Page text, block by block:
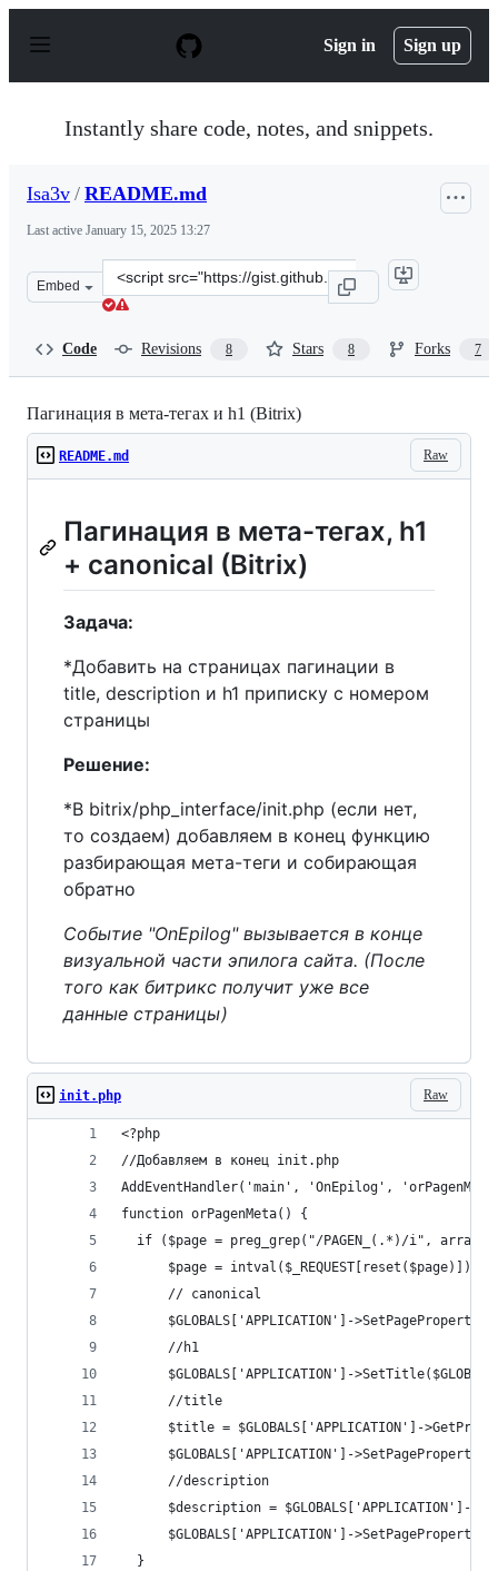
p
Sign in Sign up
Instantly share code, notes, and snippets.
Isa3v / README.md
Last active January 15, 2025 13:27
Embed
Clone
this
Code Revisions 8 Stars 8 Forks 7
Пагинация в мета-тегах и h1 (Bitrix)
Raw
README.md
Пагинация в мета-тегах, h1
+ canonical (Bitrix)
Задача:
*Добавить на страницах пагинации в
title, description и h1 приписку с номером
страницы
Решение:
*В bitrix/php_interface/init.php (если нет,
то создаем) добавляем в конец функцию
разбирающая мета-теги и собирающая
обратно
Событие "OnEpilog" вызывается в конце
визуальной части эпилога сайта. (После
того как битрикс получит уже все
данные страницы)
Raw
init.php
<?php
//Добавляем в конец init.php
AddEventHandler('main', 'OnEpilog',
function orPagenMeta() {
if ($page = preg_grep("/PAGEN_(.*)/i",
      $page = intval($_REQUEST[reset($page)]);
      // canonical
$GLOBALS['APPLICATION']-
      //h1
$GLOBALS['APPLICATION']-
      //title
$title = $GLOBALS['APPLICATION']-
$GLOBALS['APPLICATION']-
      //description
$description = $GLOBALS['APPLICATION']-
$GLOBALS['APPLICATION']-
  }